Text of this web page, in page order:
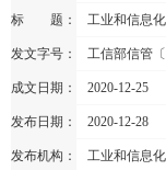
标 题： 工业和信息
发文字号： 工信部信管
成文日期： 2020-12-25
发布日期： 2020-12-28
发布机构： 工业和信息